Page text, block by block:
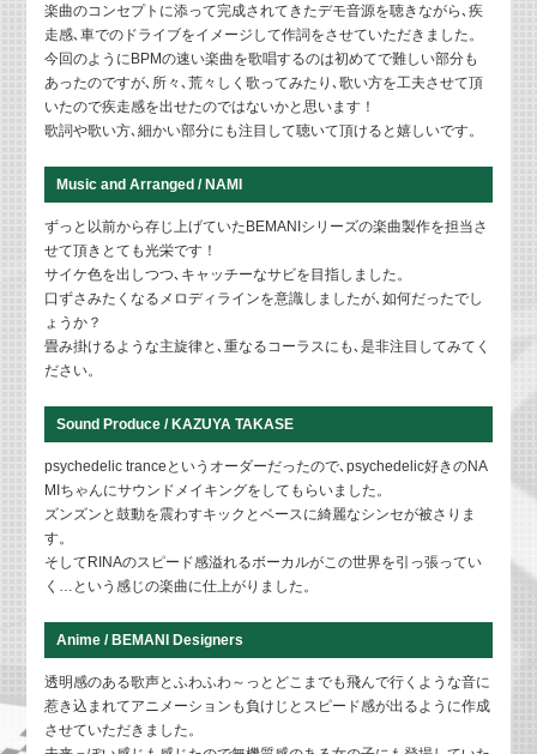
楽曲のコンセプトに添って完成されてきたデモ音源を聴きながら､疾
走感､車でのドライブをイメージして作詞をさせていただきました。
今回のようにBPMの速い楽曲を歌唱するのは初めてで難しい部分も
あったのですが､ 所々､荒々しく歌ってみたり､歌い方を工夫させて頂
いたので疾走感を出せたのではないかと思います！
歌詞や歌い方､細かい部分にも注目して聴いて頂けると嬉しいです。
Music and Arranged / NAMI
ずっと以前から存じ上げていたBEMANIシリーズの楽曲製作を担当さ
せて頂きとても光栄です！
サイケ色を出しつつ､キャッチーなサビを目指しました。
口ずさみたくなるメロディラインを意識しましたが､如何だったでし
ょうか？
畳み掛けるような主旋律と､重なるコーラスにも､是非注目してみてく
ださい。
Sound Produce / KAZUYA TAKASE
psychedelic tranceというオーダーだったので､psychedelic好きのNA
MIちゃんにサウンドメイキングをしてもらいました。
ズンズンと鼓動を震わすキックとベースに綺麗なシンセが被さりま
す。
そしてRINAのスピード感溢れるボーカルがこの世界を引っ張ってい
く…という感じの楽曲に仕上がりました。
Anime / BEMANI Designers
透明感のある歌声とふわふわ～っとどこまでも飛んで行くような音に
惹き込まれてアニメーションも負けじとスピード感が出るように作成
させていただきました。